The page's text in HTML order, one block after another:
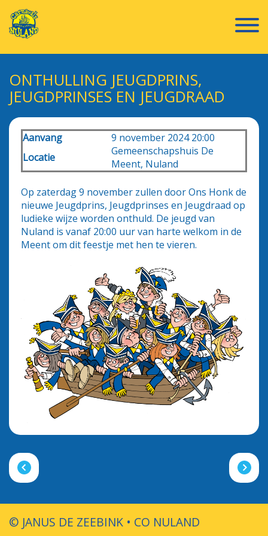
ONTHULLING JEUGDPRINS,
JEUGDPRINSES EN JEUGDRAAD
Aanvang
9 november 2024 20:00
Locatie
Gemeenschapshuis De
Meent, Nuland
Op zaterdag 9 november zullen door Ons Honk de
nieuwe Jeugdprins, Jeugdprinses en Jeugdraad op
ludieke wijze worden onthuld. De jeugd van
Nuland is vanaf 20:00 uur van harte welkom in de
Meent om dit feestje met hen te vieren.
© JANUS DE ZEEBINK • CO NULAND